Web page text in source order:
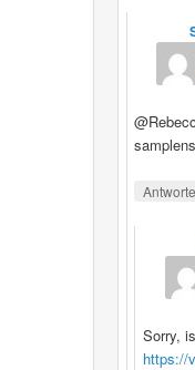
Sorry,
https://